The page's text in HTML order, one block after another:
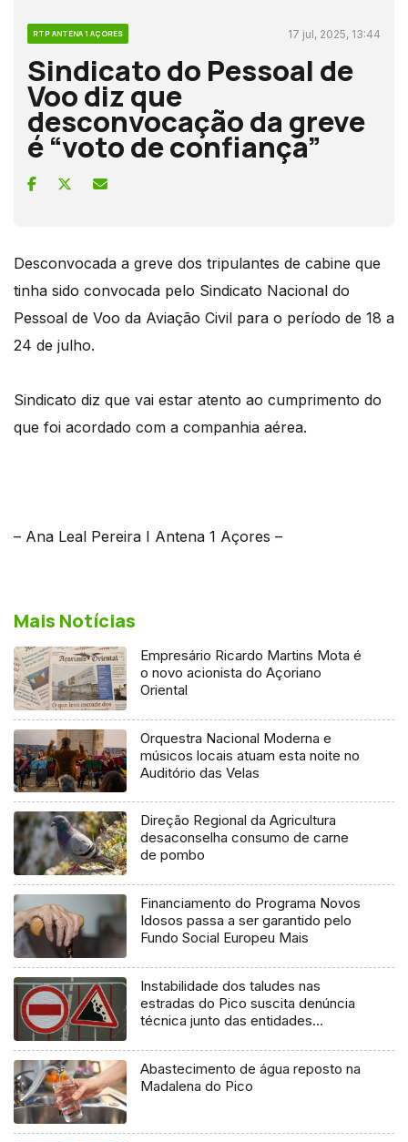
RTP ANTENA 1 AÇORES 17 jul, 2025, 13:44
Sindicato do Pessoal de
Voo diz que
desconvocação da greve
é “voto de confiança”
Desconvocada a greve dos tripulantes de cabine que
tinha sido convocada pelo Sindicato Nacional do
Pessoal de Voo da Aviação Civil para o período de 18 a
24 de julho.
Sindicato diz que vai estar atento ao cumprimento do
que foi acordado com a companhia aérea.
– Ana Leal Pereira I Antena 1 Açores –
Mais Notícias
Empresário Ricardo Martins Mota é
o novo acionista do Açoriano
Oriental
Orquestra Nacional Moderna e
músicos locais atuam esta noite no
Auditório das Velas
Direção Regional da Agricultura
desaconselha consumo de carne
de pombo
Financiamento do Programa Novos
Idosos passa a ser garantido pelo
Fundo Social Europeu Mais
Instabilidade dos taludes nas
estradas do Pico suscita denúncia
técnica junto das entidades
Abastecimento de água reposto na
Madalena do Pico